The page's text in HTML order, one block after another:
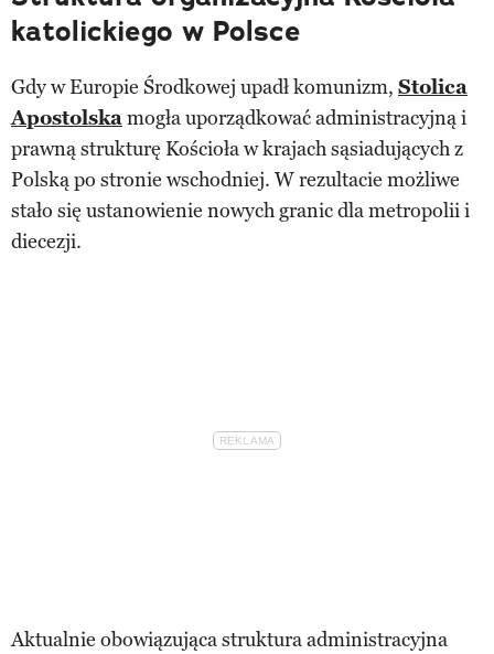
katolickiego w Polsce
Gdy w Europie Środkowej upadł komunizm, Stolica
Apostolskamogła uporządkować administracyjną i
prawną strukturę Kościoła w krajach sąsiadujących z
Polską po stronie wschodniej. W rezultacie możliwe
stało się ustanowienie nowych granic dla metropolii i
diecezji.
Aktualnie obowiązująca struktura administracyjna